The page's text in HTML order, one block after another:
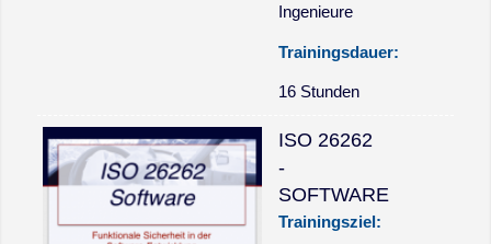
Ingenieure
Trainingsdauer:
16 Stunden
ISO 26262
-
SOFTWARE
Trainingsziel: